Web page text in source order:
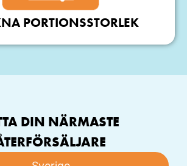
PORTIONSSTORLEK
DIN NÄRMASTE